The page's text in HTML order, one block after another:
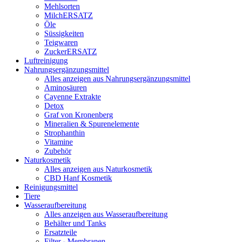
Mehlsorten
MilchERSATZ
Öle
Süssigkeiten
Teigwaren
ZuckerERSATZ
Luftreinigung
Nahrungsergänzungsmittel
Alles anzeigen aus Nahrungsergänzungsmittel
Aminosäuren
Cayenne Extrakte
Detox
Graf von Kronenberg
Mineralien & Spurenelemente
Strophanthin
Vitamine
Zubehör
Naturkosmetik
Alles anzeigen aus Naturkosmetik
CBD Hanf Kosmetik
Reinigungsmittel
Tiere
Wasseraufbereitung
Alles anzeigen aus Wasseraufbereitung
Behälter und Tanks
Ersatzteile